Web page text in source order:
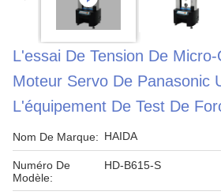
L'essai De Tension De
Moteur Servo De Panasonic
L'équipement De Test De
Nom De Marque: HAIDA
Numéro De
Modèle:
HD-B615-S